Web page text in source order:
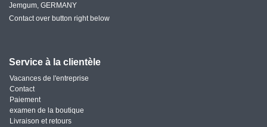
Jemgum, GERMANY
Contact over button right below
Service à la clientèle
Vacances de l'entreprise
Contact
Paiement
examen de la boutique
Livraison et retours